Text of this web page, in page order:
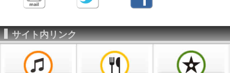
サイト内リンク